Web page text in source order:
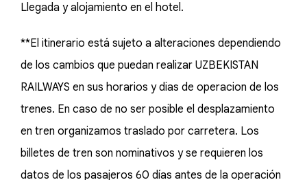
Llegada y alojamiento en el hotel.
**El itinerario está sujeto a alteraciones dependiendo
de los cambios que puedan realizar UZBEKISTAN
RAILWAYS en sus horarios y dias de operacion de los
trenes. En caso de no ser posible el desplazamiento
en tren organizamos traslado por carretera. Los
billetes de tren son nominativos y se requieren los
datos de los pasajeros 60 días antes de la operación